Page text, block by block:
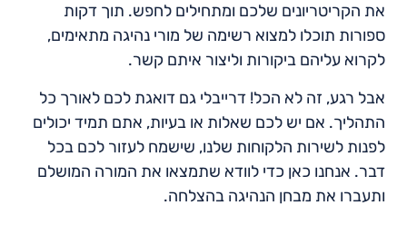
את הקריטריונים שלכם ומתחילים לחפש. תוך דקות
ספורות תוכלו למצוא רשימה של מורי נהיגה מתאימים,
לקרוא עליהם ביקורות וליצור איתם קשר.
אבל רגע, זה לא הכל! דרייבלי גם דואגת לכם לאורך כל
התהליך. אם יש לכם שאלות או בעיות, אתם תמיד יכולים
לפנות לשירות הלקוחות שלנו, שישמח לעזור לכם בכל
דבר. אנחנו כאן כדי לוודא שתמצאו את המורה המושלם
ותעברו את מבחן הנהיגה בהצלחה.